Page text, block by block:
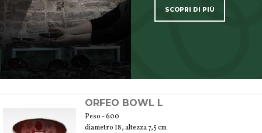
SCOPRI DI PIÙ
ORFEO BOWL L
Peso - 600
diametro 18, altezza 7,5 cm